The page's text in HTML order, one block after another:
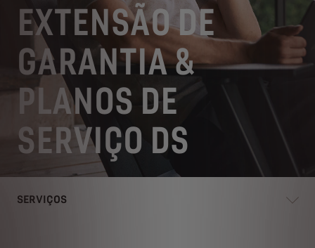
EXTENSÃO DE
GARANTIA &
PLANOS DE
SERVIÇO DS
SERVIÇOS